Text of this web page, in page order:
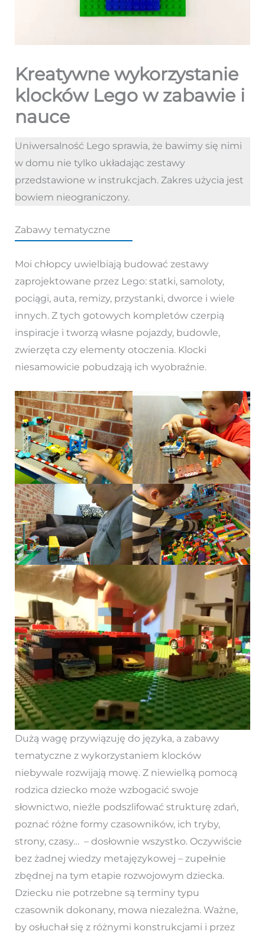
Kreatywne wykorzystanie
klocków Lego w zabawie i
nauce
Uniwersalność Lego sprawia, że bawimy się nimi
w domu nie tylko układając zestawy
przedstawione w instrukcjach. Zakres użycia jest
bowiem nieograniczony.
Zabawy tematyczne
Moi chłopcy uwielbiają budować zestawy
zaprojektowane przez Lego: statki, samoloty,
pociągi, auta, remizy, przystanki, dworce i wiele
innych. Z tych gotowych kompletów czerpią
inspiracje i tworzą własne pojazdy, budowle,
zwierzęta czy elementy otoczenia. Klocki
niesamowicie pobudzają ich wyobraźnie.
Dużą wagę przywiązuję do języka, a zabawy
tematyczne z wykorzystaniem klocków
niebywale rozwijają mowę. Z niewielką pomocą
rodzica dziecko może wzbogacić swoje
słownictwo, nieźle podszlifować strukturę zdań,
poznać różne formy czasowników, ich tryby,
strony, czasy… – dosłownie wszystko. Oczywiście
bez żadnej wiedzy metajęzykowej – zupełnie
zbędnej na tym etapie rozwojowym dziecka.
Dziecku nie potrzebne są terminy typu
czasownik dokonany, mowa niezależna. Ważne,
by osłuchał się z różnymi konstrukcjami i przez